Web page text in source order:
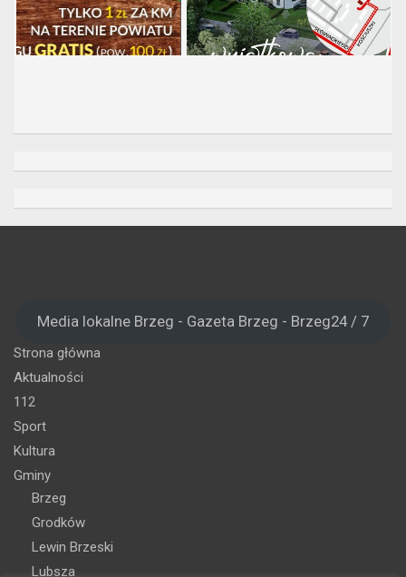
Media lokalne Brzeg - Gazeta Brzeg - Brzeg24 / 7
Strona główna
Aktualności
112
Sport
Kultura
Gminy
Brzeg
Grodków
Lewin Brzeski
Lubsza